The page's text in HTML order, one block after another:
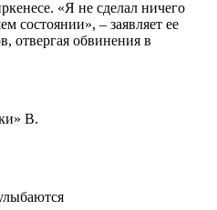
«Я не сделал ничего
состоянии», – заявляет ее
отвергая обвинения в
В.